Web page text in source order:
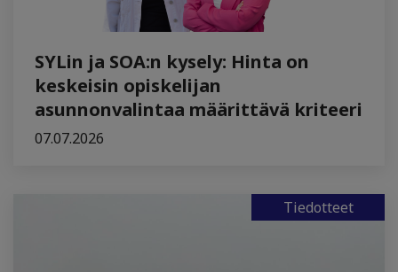
SYLin ja SOA:n kysely: Hinta on
keskeisin opiskelijan
asunnonvalintaa määrittävä kriteeri
07.07.2026
Tiedotteet